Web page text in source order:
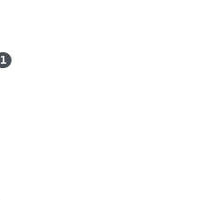
1